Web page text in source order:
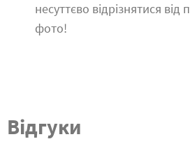
несуттєво відрізнятися від
фото!
Відгуки